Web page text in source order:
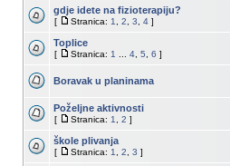
gdje idete na fizioterapiju?
[ Stranica: 1 2 3 4 ]
Toplice
[ Stranica: 1 4 5 6 ]
Boravak u planinama
Poželjne aktivnosti
[ Stranica: 1 2 ]
škole plivanja
[ Stranica: 1 2 3 ]